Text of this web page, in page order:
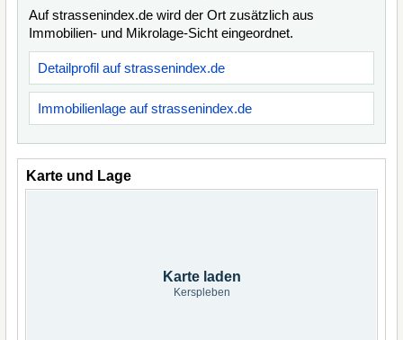
Auf strassenindex.de wird der Ort zusätzlich aus
Immobilien- und Mikrolage-Sicht eingeordnet.
Detailprofil auf strassenindex.de
Immobilienlage auf strassenindex.de
Karte und Lage
Karte laden
Kerspleben